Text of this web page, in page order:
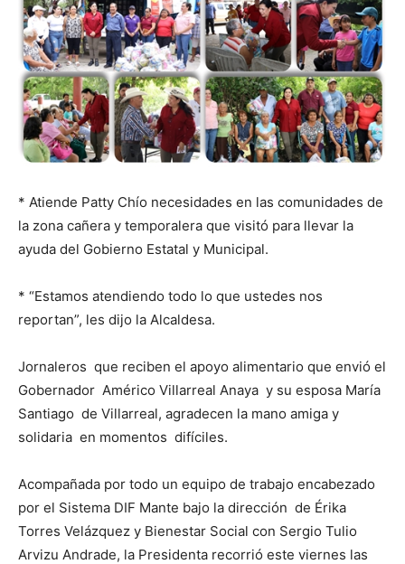
* Atiende Patty Chío necesidades en las comunidades de
la zona cañera y temporalera que visitó para llevar la
ayuda del Gobierno Estatal y Municipal.
* “Estamos atendiendo todo lo que ustedes nos
reportan”, les dijo la Alcaldesa.
Jornaleros que reciben el apoyo alimentario que envió el
Gobernador Américo Villarreal Anaya y su esposa María
Santiago de Villarreal, agradecen la mano amiga y
solidaria en momentos difíciles.
Acompañada por todo un equipo de trabajo encabezado
por el Sistema DIF Mante bajo la dirección de Érika
Torres Velázquez y Bienestar Social con Sergio Tulio
Arvizu Andrade, la Presidenta recorrió este viernes las